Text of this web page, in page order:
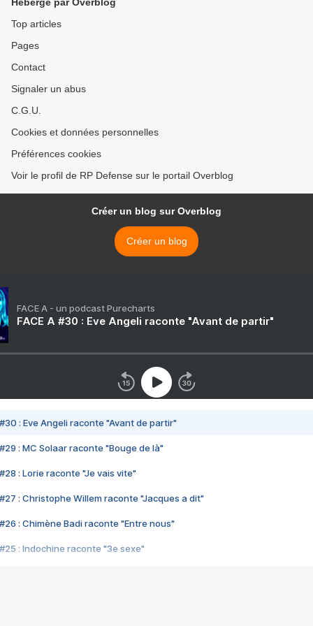
Top articles
Pages
Contact
Signaler un abus
C.G.U.
Cookies et données personnelles
Préférences cookies
Voir le profil de RP Defense sur le portail Overblog
Créer un blog sur Overblog
Créer un blog
FACE A - un podcast Purecharts
FACE A #30 : Eve Angeli raconte "Avant de partir"
#30 : Eve Angeli raconte "Avant de partir"
#29 : MC Solaar raconte "Bouge de là"
#28 : Lorie raconte "Je vais vite"
#27 : Christophe Willem raconte "Jacques a dit"
#26 : Chimène Badi raconte "Entre nous"
#25 : Indochine raconte "3e sexe"